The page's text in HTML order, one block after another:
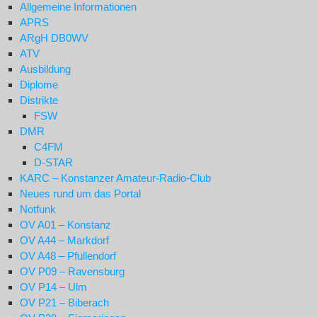
Allgemeine Informationen
APRS
ARgH DB0WV
ATV
Ausbildung
Diplome
Distrikte
FSW
DMR
C4FM
D-STAR
KARC – Konstanzer Amateur-Radio-Club
Neues rund um das Portal
Notfunk
OV A01 – Konstanz
OV A44 – Markdorf
OV A48 – Pfullendorf
OV P09 – Ravensburg
OV P14 – Ulm
OV P21 – Biberach